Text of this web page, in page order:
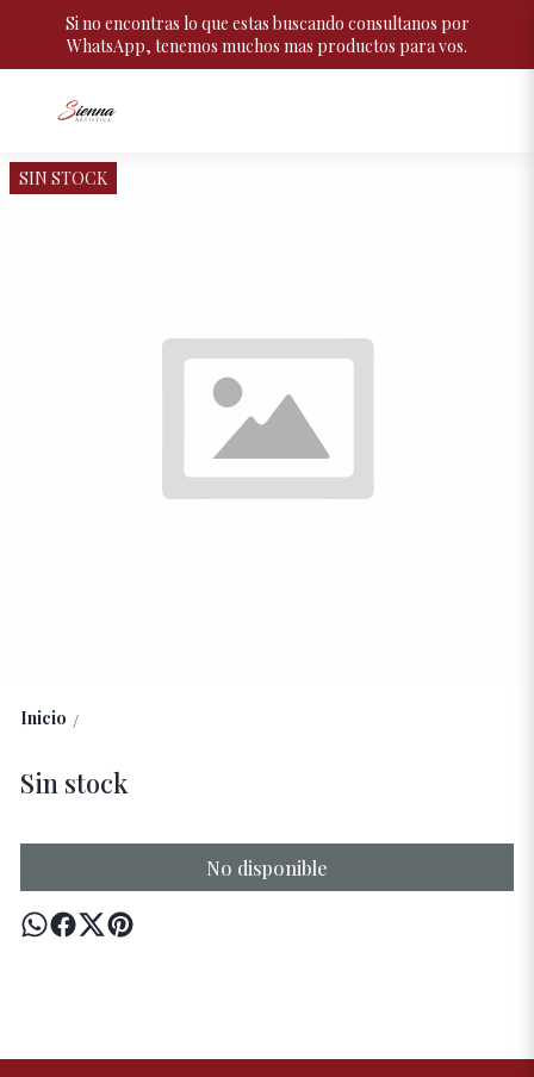
Si no encontras lo que estas buscando consultanos por
WhatsApp, tenemos muchos mas productos para vos.
SIN STOCK
Inicio /
Sin stock
No disponible